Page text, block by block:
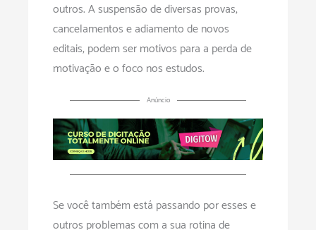
outros. A suspensão de diversas provas,
cancelamentos e adiamento de novos
editais, podem ser motivos para a perda de
motivação e o foco nos estudos.
Anúncio
Se você também está passando por esses e
outros problemas com a sua rotina de